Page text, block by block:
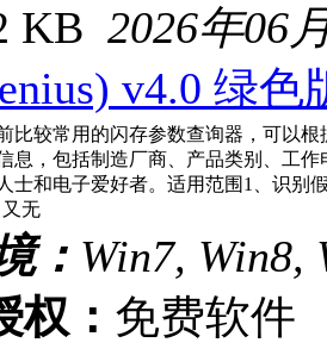
KB 2026年06
v4.0 绿色
比较常用的闪存参数查询器，可以根
息，包括制造厂商、产品类别、工
士和电子爱好者。适用范围1、识别
无
： Win7, Win8,
权： 免费软